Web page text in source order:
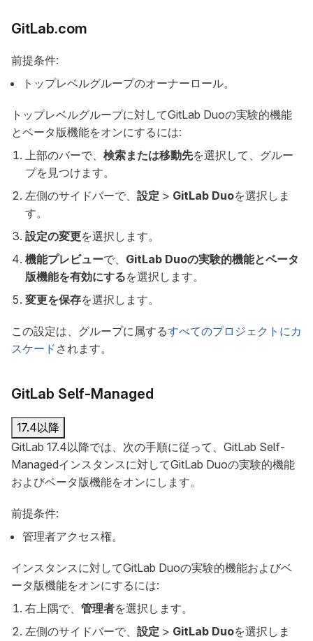
GitLab.com
前提条件:
トップレベルグループのオーナーロール。
トップレベルグループに対してGitLab Duoの実験的機能
とベータ版機能をオンにするには:
上部のバーで、 検索または移動先を選択して、グルー
プを見つけます。
左側のサイドバーで、 設定 > GitLab Duoを選択しま
す。
設定の変更を選択します。
機能プレビューで、 GitLab Duoの実験的機能とベータ
版機能を有効にするを選択します。
変更を保存を選択します。
この設定は、グループに属するすべてのプロジェクトにカ
スケード されます。
GitLab Self-Managed
17.4以降
GitLab 17.4以降では、次の手順に従って、GitLab Self-
Managedインスタンスに対してGitLab Duoの実験的機能
およびベータ版機能をオンにします。
前提条件:
管理者アクセス権。
インスタンスに対してGitLab Duoの実験的機能およびベ
ータ版機能をオンにするには:
右上隅で、 管理者を選択します。
左側のサイドバーで、 設定 > GitLab Duoを選択しま